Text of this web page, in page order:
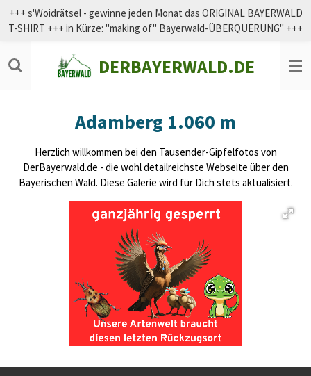
Zum
Hauptinhalt
DERBAYERWALD.DE
+++ s'Woidrätsel - gewinne jeden Monat das ORIGINAL BAYERWALD
T-SHIRT +++ in Kürze: "making of" Bayerwald-ÜBERQUERUNG" +++
Adamberg 1.060 m
Herzlich willkommen bei den Tausender-Gipfelfotos von
DerBayerwald.de - die wohl detailreichste Webseite über den
Bayerischen Wald. Diese Galerie wird für Dich stets aktualisiert.